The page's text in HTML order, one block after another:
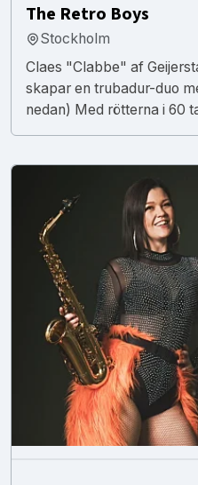
The Retro Boys
Stockholm
Claes "Clabbe" af
skapar en trubadur-duo
nedan) Med rötterna i 60